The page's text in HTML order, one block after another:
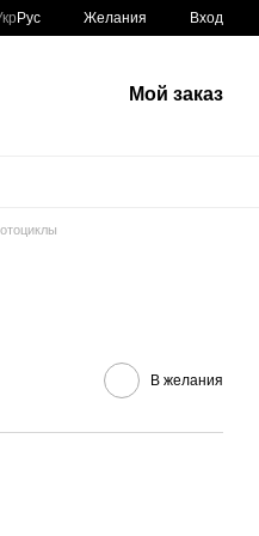
Рус Желания Вход
Мой заказ
В желания